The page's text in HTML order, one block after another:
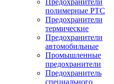
Предохранители
полимерные PTC
Предохранители
термические
Предохранители
автомобильные
Промышленные
предохранители
Предохранитель
специального